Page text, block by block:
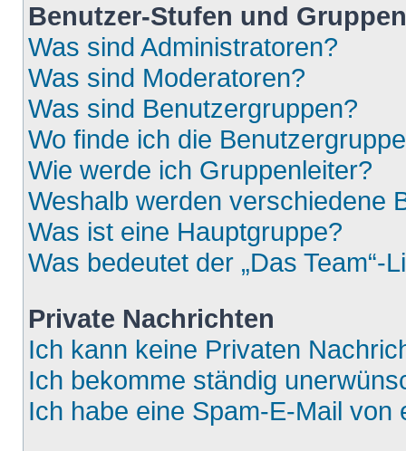
Benutzer-Stufen und Gruppen
Was sind Administratoren?
Was sind Moderatoren?
Was sind Benutzergruppen?
Wo finde ich die
Wie werde ich Gruppenleiter?
Weshalb werden verschiedene
Was ist eine Hauptgruppe?
Was bedeutet der „Das Team“-
Private Nachrichten
Ich kann keine Privaten
Ich bekomme ständig
Ich habe eine Spam-E-Mail